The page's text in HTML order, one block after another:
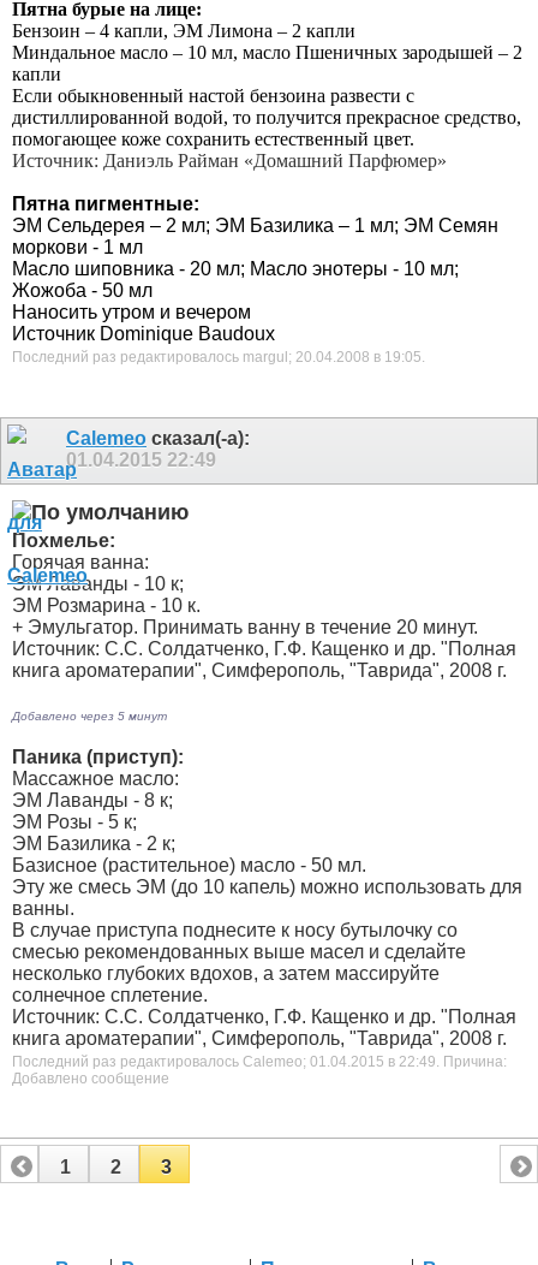
Пятна бурые на лице:
Бензоин – 4 капли, ЭМ Лимона – 2 капли
Миндальное масло – 10 мл, масло Пшеничных зародышей – 2
капли
Если обыкновенный настой бензоина развести с
дистиллированной водой, то полу­чится прекрасное средство,
помогающее коже сохранить естественный цвет.
Источник: Даниэль Райман «Домашний Парфюмер»
Пятна пигментные:
ЭМ Сельдерея – 2 мл; ЭМ Базилика – 1 мл; ЭМ Семян
моркови - 1 мл
Масло шиповника - 20 мл; Масло энотеры - 10 мл;
Жожоба - 50 мл
Наносить утром и вечером
Источник Dominique Baudoux
Последний раз редактировалось margul; 20.04.2008 в 19:05.
Calemeo сказал(-а):
01.04.2015 22:49
Похмелье:
Горячая ванна:
ЭМ Лаванды - 10 к;
ЭМ Розмарина - 10 к.
+ Эмульгатор. Принимать ванну в течение 20 минут.
Источник: С.С. Солдатченко, Г.Ф. Кащенко и др. "Полная
книга ароматерапии", Симферополь, "Таврида", 2008 г.
Добавлено через 5 минут
Паника (приступ):
Массажное масло:
ЭМ Лаванды - 8 к;
ЭМ Розы - 5 к;
ЭМ Базилика - 2 к;
Базисное (растительное) масло - 50 мл.
Эту же смесь ЭМ (до 10 капель) можно использовать для
ванны.
В случае приступа поднесите к носу бутылочку со
смесью рекомендованных выше масел и сделайте
несколько глубоких вдохов, а затем массируйте
солнечное сплетение.
Источник: С.С. Солдатченко, Г.Ф. Кащенко и др. "Полная
книга ароматерапии", Симферополь, "Таврида", 2008 г.
Последний раз редактировалось Calemeo; 01.04.2015 в 22:49. Причина:
Добавлено сообщение
1 2 3